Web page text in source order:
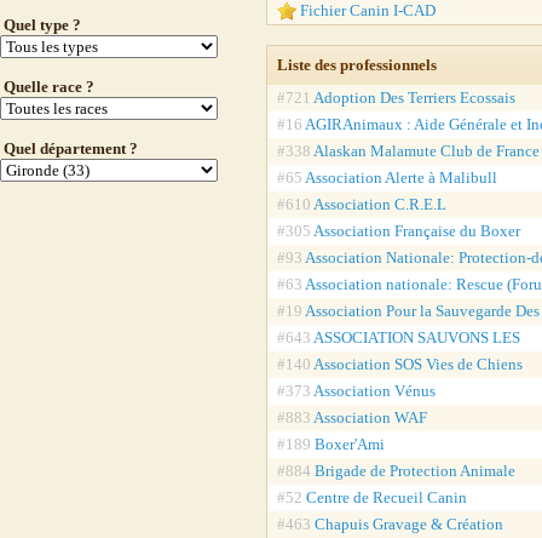
Quel type ?
Quelle race ?
Quel département ?
Fichier Canin I-CAD
Liste des professionnels
#721 Adoption Des Terriers Ecossais
#16 AGIRAnimaux : Aide Générale et
#338 Alaskan Malamute Club de France
#65 Association Alerte à Malibull
#610 Association C.R.E.L
#305 Association Française du Boxer
#93 Association Nationale: Protection-
#63 Association nationale: Rescue
#19 Association Pour la Sauvegarde
#643 ASSOCIATION SAUVONS LES
#140 Association SOS Vies de Chiens
#373 Association Vénus
#883 Association WAF
#189 Boxer'Ami
#884 Brigade de Protection Animale
#52 Centre de Recueil Canin
#463 Chapuis Gravage & Création